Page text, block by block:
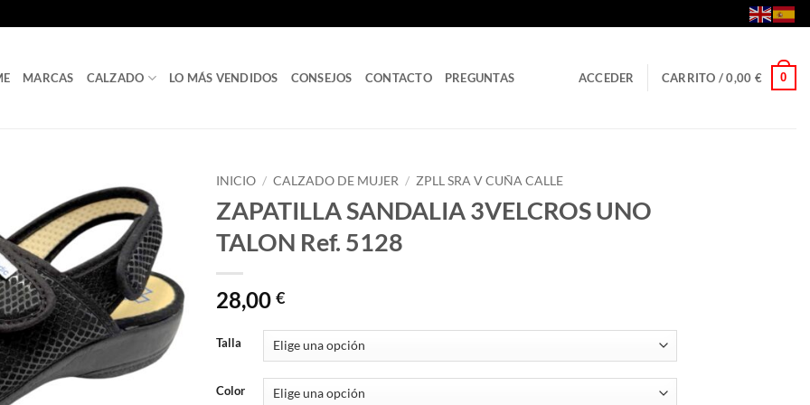
MARCAS CALZADO LO MÁS VENDIDOS CONSEJOS CONTACTO PREGUNTAS ACCEDER CARRITO /0,00 € 0
INICIO / CALZADO DE MUJER / ZPLL SRA V CUÑA CALLE
ZAPATILLA SANDALIA 3VELCROS UNO
TALON Ref. 5128
28,00 €
Talla
Color